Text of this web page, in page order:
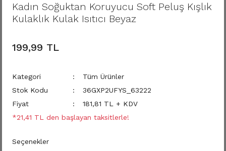
Kadın Soğuktan Koruyucu Soft Peluş Kışlık
Kulaklık Kulak Isıtıcı Beyaz
199,99 TL
Kategori
Tüm Ürünler
Stok Kodu
36GXP2UFYS_63222
Fiyat
181,81 TL + KDV
*21,41 TL den başlayan taksitlerle!
Seçenekler